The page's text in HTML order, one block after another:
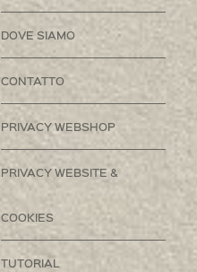
DOVE SIAMO
CONTATTO
PRIVACY WEBSHOP
PRIVACY WEBSITE &
COOKIES
TUTORIAL